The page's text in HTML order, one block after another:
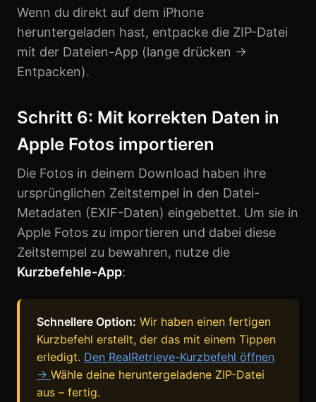
Wenn du direkt auf dem iPhone
heruntergeladen hast, entpacke die ZIP-Datei
mit der Dateien-App (lange drücken →
Entpacken).
Schritt 6: Mit korrekten Daten in
Apple Fotos importieren
Die Fotos in deinem Download haben ihre
ursprünglichen Zeitstempel in den Datei-
Metadaten (EXIF-Daten) eingebettet. Um sie in
Apple Fotos zu importieren und dabei diese
Zeitstempel zu bewahren, nutze die
Kurzbefehle-App:
Schnellere Option: Wir haben einen fertigen
Kurzbefehl erstellt, der das mit einem Tippen
erledigt. Den RealRetrieve-Kurzbefehl öffnen
→ Wähle deine heruntergeladene ZIP-Datei
aus – fertig.